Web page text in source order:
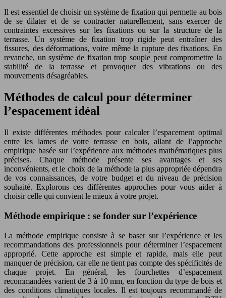
Il est essentiel de choisir un système de fixation qui permette au bois
de se dilater et de se contracter naturellement, sans exercer de
contraintes excessives sur les fixations ou sur la structure de la
terrasse. Un système de fixation trop rigide peut entraîner des
fissures, des déformations, voire même la rupture des fixations. En
revanche, un système de fixation trop souple peut compromettre la
stabilité de la terrasse et provoquer des vibrations ou des
mouvements désagréables.
Méthodes de calcul pour déterminer
l’espacement idéal
Il existe différentes méthodes pour calculer l’espacement optimal
entre les lames de votre terrasse en bois, allant de l’approche
empirique basée sur l’expérience aux méthodes mathématiques plus
précises. Chaque méthode présente ses avantages et ses
inconvénients, et le choix de la méthode la plus appropriée dépendra
de vos connaissances, de votre budget et du niveau de précision
souhaité. Explorons ces différentes approches pour vous aider à
choisir celle qui convient le mieux à votre projet.
Méthode empirique : se fonder sur l’expérience
La méthode empirique consiste à se baser sur l’expérience et les
recommandations des professionnels pour déterminer l’espacement
approprié. Cette approche est simple et rapide, mais elle peut
manquer de précision, car elle ne tient pas compte des spécificités de
chaque projet. En général, les fourchettes d’espacement
recommandées varient de 3 à 10 mm, en fonction du type de bois et
des conditions climatiques locales. Il est toujours recommandé de